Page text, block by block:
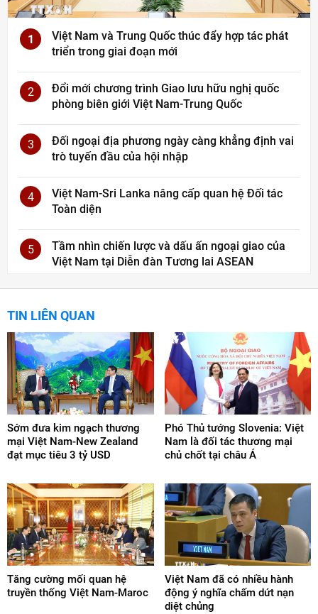
1
Việt Nam và Trung Quốc thúc đẩy hợp tác phát
triển trong giai đoạn mới
2
Đổi mới chương trình Giao lưu hữu nghị quốc
phòng biên giới Việt Nam-Trung Quốc
3
Đối ngoại địa phương ngày càng khẳng định vai
trò tuyến đầu của hội nhập
4
Việt Nam-Sri Lanka nâng cấp quan hệ Đối tác
Toàn diện
5
Tầm nhìn chiến lược và dấu ấn ngoại giao của
Việt Nam tại Diễn đàn Tương lai ASEAN
TIN LIÊN QUAN
Sớm đưa kim ngạch thương
mại Việt Nam-New Zealand
đạt mục tiêu 3 tỷ USD
Phó Thủ tướng Slovenia: Việt
Nam là đối tác thương mại
chủ chốt tại châu Á
Tăng cường mối quan hệ
truyền thống Việt Nam-Maroc
Việt Nam đã có nhiều hành
động ý nghĩa chấm dứt nạn
diệt chủng